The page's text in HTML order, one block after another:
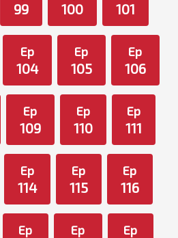
99 100 101
Ep
104
Ep
105
Ep
106
Ep
109
Ep
110
Ep
111
Ep
114
Ep
115
Ep
116
Ep Ep Ep